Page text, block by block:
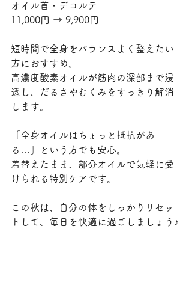
オイル首・デコルテ
11,000円 → 9,900円
短時間で全身をバランスよく整えたい
方におすすめ。
高濃度酸素オイルが筋肉の深部まで浸
透し、だるさやむくみをすっきり解消
します。
「全身オイルはちょっと抵抗があ
る…」という方でも安心。
着替えたまま、部分オイルで気軽に受
けられる特別ケアです。
この秋は、自分の体をしっかりリセッ
トして、毎日を快適に過ごしましょう♪